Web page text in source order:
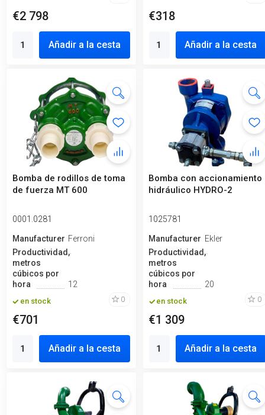
€2 798
Añadir a la cesta
€318
Añadir a la cesta
Bomba de rodillos de toma
de fuerza MT 600
0001.0281
ManufactureroFerroni
Productividad,
metros
cúbicos por
hora
12
en stock 0
€701
Añadir a la cesta
Bomba con accionamiento
hidráulico HYDRO-2
1025781
ManufactureroEkler
Productividad,
metros
cúbicos por
hora
20
en stock 0
€1 309
Añadir a la cesta